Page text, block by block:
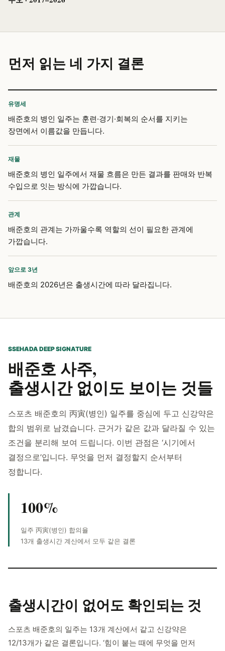
먼저 읽는 네 가지 결론
유명세
배준호의 병인 일주는 훈련·경기·회복의 순서를 지키는
장면에서 이름값을 만듭니다.
재물
배준호의 병인 일주에서 재물 흐름은 만든 결과를 판매와 반복
수입으로 잇는 방식에 가깝습니다.
관계
배준호의 관계는 가까울수록 역할의 선이 필요한 관계에
가깝습니다.
앞으로 3년
배준호의 2026년은 출생시간에 따라 달라집니다.
SSEHADA DEEP SIGNATURE
배준호 사주,
출생시간 없이도 보이는 것들
스포츠 배준호의 丙寅(병인) 일주를 중심에 두고 신강약은
합의 범위로 남겼습니다. 근거가 같은 값과 달라질 수 있는
조건을 분리해 보여 드립니다. 이번 관점은 ‘시기에서
결정으로’입니다. 무엇을 먼저 결정할지 순서부터
정합니다.
100%
일주 丙寅(병인) 합의율
13개 출생시간 계산에서 모두 같은 결론
출생시간이 없어도 확인되는 것
스포츠 배준호의 일주는 13개 계산에서 같고 신강약은
12/13개가 같은 결론입니다. ‘힘이 붙는 때에 무엇을 먼저